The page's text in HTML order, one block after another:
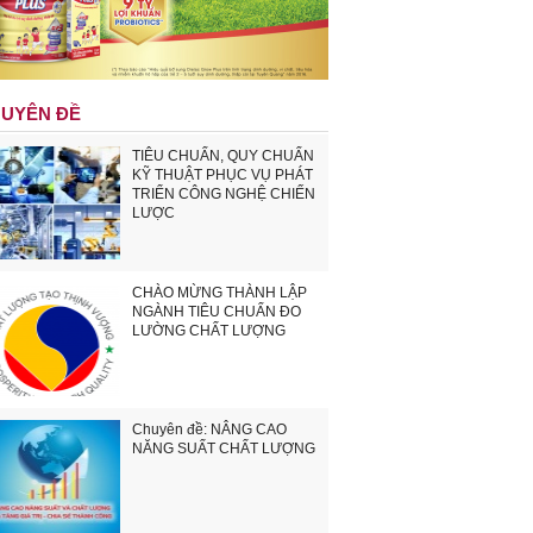
ĐỀ
TIÊU CHUẨN, QUY CHUẨN
KỸ THUẬT PHỤC VỤ PHÁT
TRIỂN CÔNG NGHỆ CHIẾN
LƯỢC
CHÀO MỪNG THÀNH LẬP
NGÀNH TIÊU CHUẨN ĐO
LƯỜNG CHẤT LƯỢNG
Chuyên đề: NÂNG CAO
NĂNG SUẤT CHẤT LƯỢNG